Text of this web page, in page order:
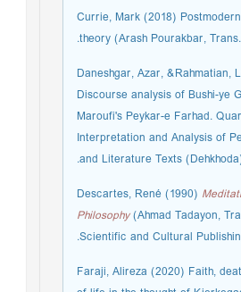
Currie, Mark (2018)
theory (Arash Pourakbar,
Daneshgar, Azar, &Rahmatian,
Discourse analysis of Bushi-ye
Maroufi's Peykar-e Farhad.
Interpretation and Analysis of
and Literature Texts
Descartes, René (1990)
Philosophy(Ahmad Tadayon,
Scientific and Cultural
Faraji, Alireza (2020) Faith,